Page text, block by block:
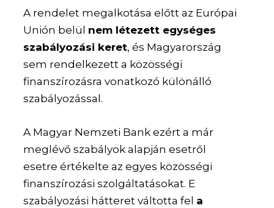
A rendelet megalkotása előtt az Európai
Unión belül nem létezett egységes
szabályozási keret, és Magyarország
sem rendelkezett a közösségi
finanszírozásra vonatkozó különálló
szabályozással.
A Magyar Nemzeti Bank ezért a már
meglévő szabályok alapján esetről
esetre értékelte az egyes közösségi
finanszírozási szolgáltatásokat. E
szabályozási hátteret váltotta fel a